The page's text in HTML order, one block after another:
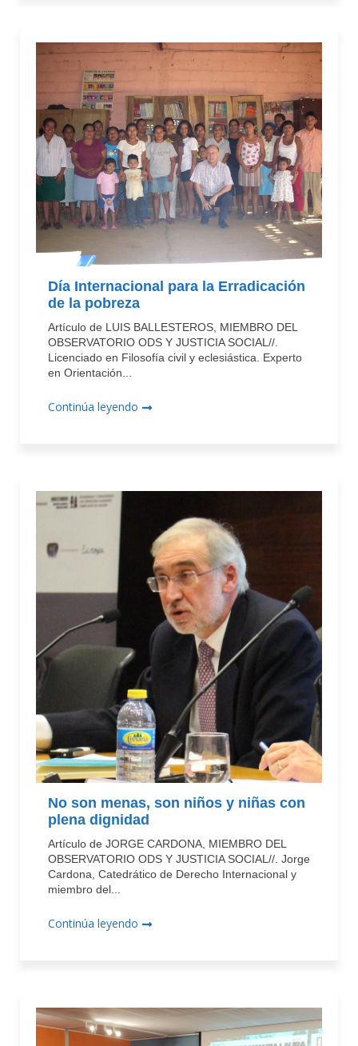
Día Internacional para la Erradicación
de la pobreza
Artículo de LUIS BALLESTEROS, MIEMBRO DEL
OBSERVATORIO ODS Y JUSTICIA SOCIAL//.
Licenciado en Filosofía civil y eclesiástica. Experto
en Orientación...
Continúa leyendo
No son menas, son niños y niñas con
plena dignidad
Artículo de JORGE CARDONA, MIEMBRO DEL
OBSERVATORIO ODS Y JUSTICIA SOCIAL//. Jorge
Cardona, Catedrático de Derecho Internacional y
miembro del...
Continúa leyendo